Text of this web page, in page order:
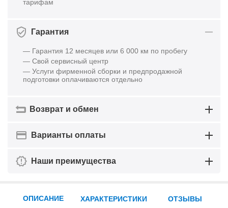
тарифам
Гарантия
— Гарантия 12 месяцев или 6 000 км по пробегу
— Свой сервисный центр
— Услуги фирменной сборки и предпродажной
подготовки оплачиваются отдельно
Возврат и обмен
Варианты оплаты
Наши преимущества
ОПИСАНИЕ ХАРАКТЕРИСТИКИ ОТЗЫВЫ